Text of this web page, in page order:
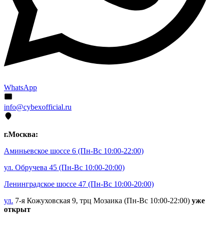
WhatsApp
info@cybexofficial.ru
г.Москва:
Аминьевское шоссе 6 (Пн-Вс 10:00-22:00)
ул. Обручева 45 (Пн-Вс 10:00-20:00)
Ленинградское шоссе 47 (Пн-Вс 10:00-20:00)
ул. 7-я Кожуховская 9, трц Мозаика (Пн-Вс 10:00-22:00) уже
открыт